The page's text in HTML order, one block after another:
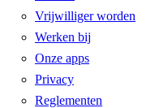
Vrijwilliger worden
Werken bij
Onze apps
Privacy
Reglementen